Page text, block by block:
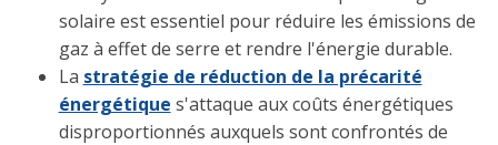
solaire est essentiel pour réduire les émissions de
gaz à effet de serre et rendre l'énergie durable.
La stratégie de réduction de la précarité
énergétique s'attaque aux coûts énergétiques
disproportionnés auxquels sont confrontés de